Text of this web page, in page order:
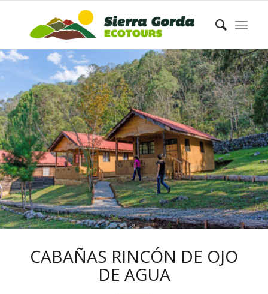
CABAÑAS RINCÓN DE OJO
DE AGUA